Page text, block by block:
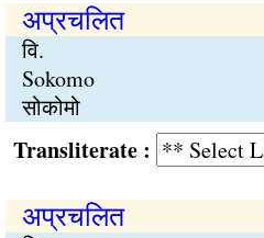
अप्रचलित
वि.
Sokomo
सोकोमो
:
अप्रचलित